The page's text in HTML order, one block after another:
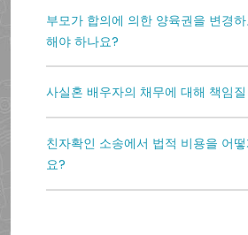
부모가 합의에 의한 양육권을 변경
해야 하나요?
사실혼 배우자의 채무에 대해 책임
친자확인 소송에서 법적 비용을 어
요?